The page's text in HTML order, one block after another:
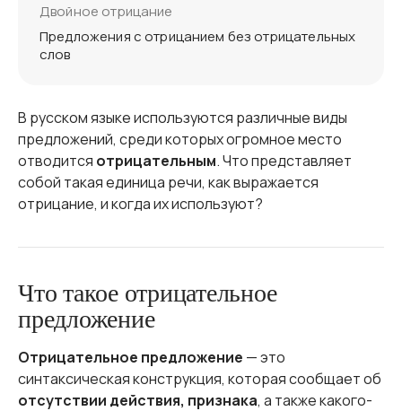
Двойное отрицание
Предложения с отрицанием без отрицательных
слов
В русском языке используются различные виды
предложений, среди которых огромное место
отводится отрицательным. Что представляет
собой такая единица речи, как выражается
отрицание, и когда их используют?
Что такое отрицательное
предложение
Отрицательное предложение — это
синтаксическая конструкция, которая сообщает об
отсутствии действия, признака, а также какого-